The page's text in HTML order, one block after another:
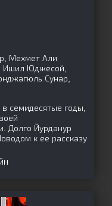
Мехмет Али
Ишил Юджесой,
Сунар,
семидесятые годы,
Долго Йурданур
к ее рассказу